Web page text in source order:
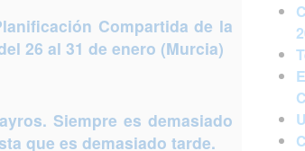
Compartida de la
26 al 31 de enero (Murcia)
Siempre es demasiado
que es demasiado tarde.